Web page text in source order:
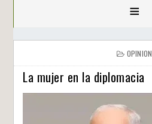
≡
OPINION
La mujer en la diplomacia